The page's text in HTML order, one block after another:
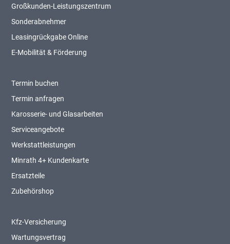
Großkunden-Leistungszentrum
Sonderabnehmer
Leasingrückgabe Online
E-Mobilität & Förderung
Termin buchen
Termin anfragen
Karosserie- und Glasarbeiten
Serviceangebote
Werkstattleistungen
Minrath 4+ Kundenkarte
Ersatzteile
Zubehörshop
Kfz-Versicherung
Wartungsvertrag